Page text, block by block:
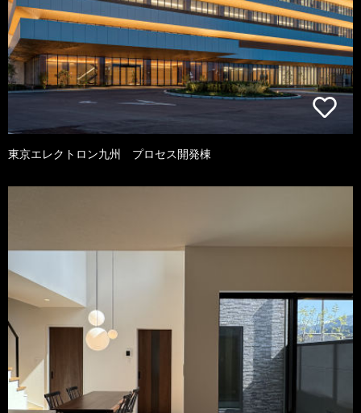
東京エレクトロン九州 プロセス開発棟